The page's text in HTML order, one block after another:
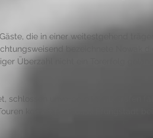
die in einer weitestgehend
bezeichnete Nowak
Überzahl nicht ein Torerfolg
schlossen unvorbereitet ab, trafen
kommen, so dass Pfungstadt